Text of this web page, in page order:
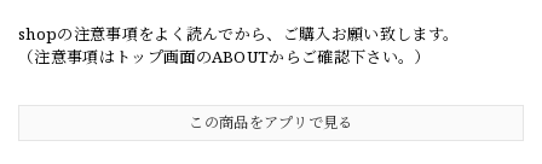
shopの注意事項をよく読んでから、ご購入お願い致します。
（注意事項はトップ画面のABOUTからご確認下さい。）
この商品をアプリで見る